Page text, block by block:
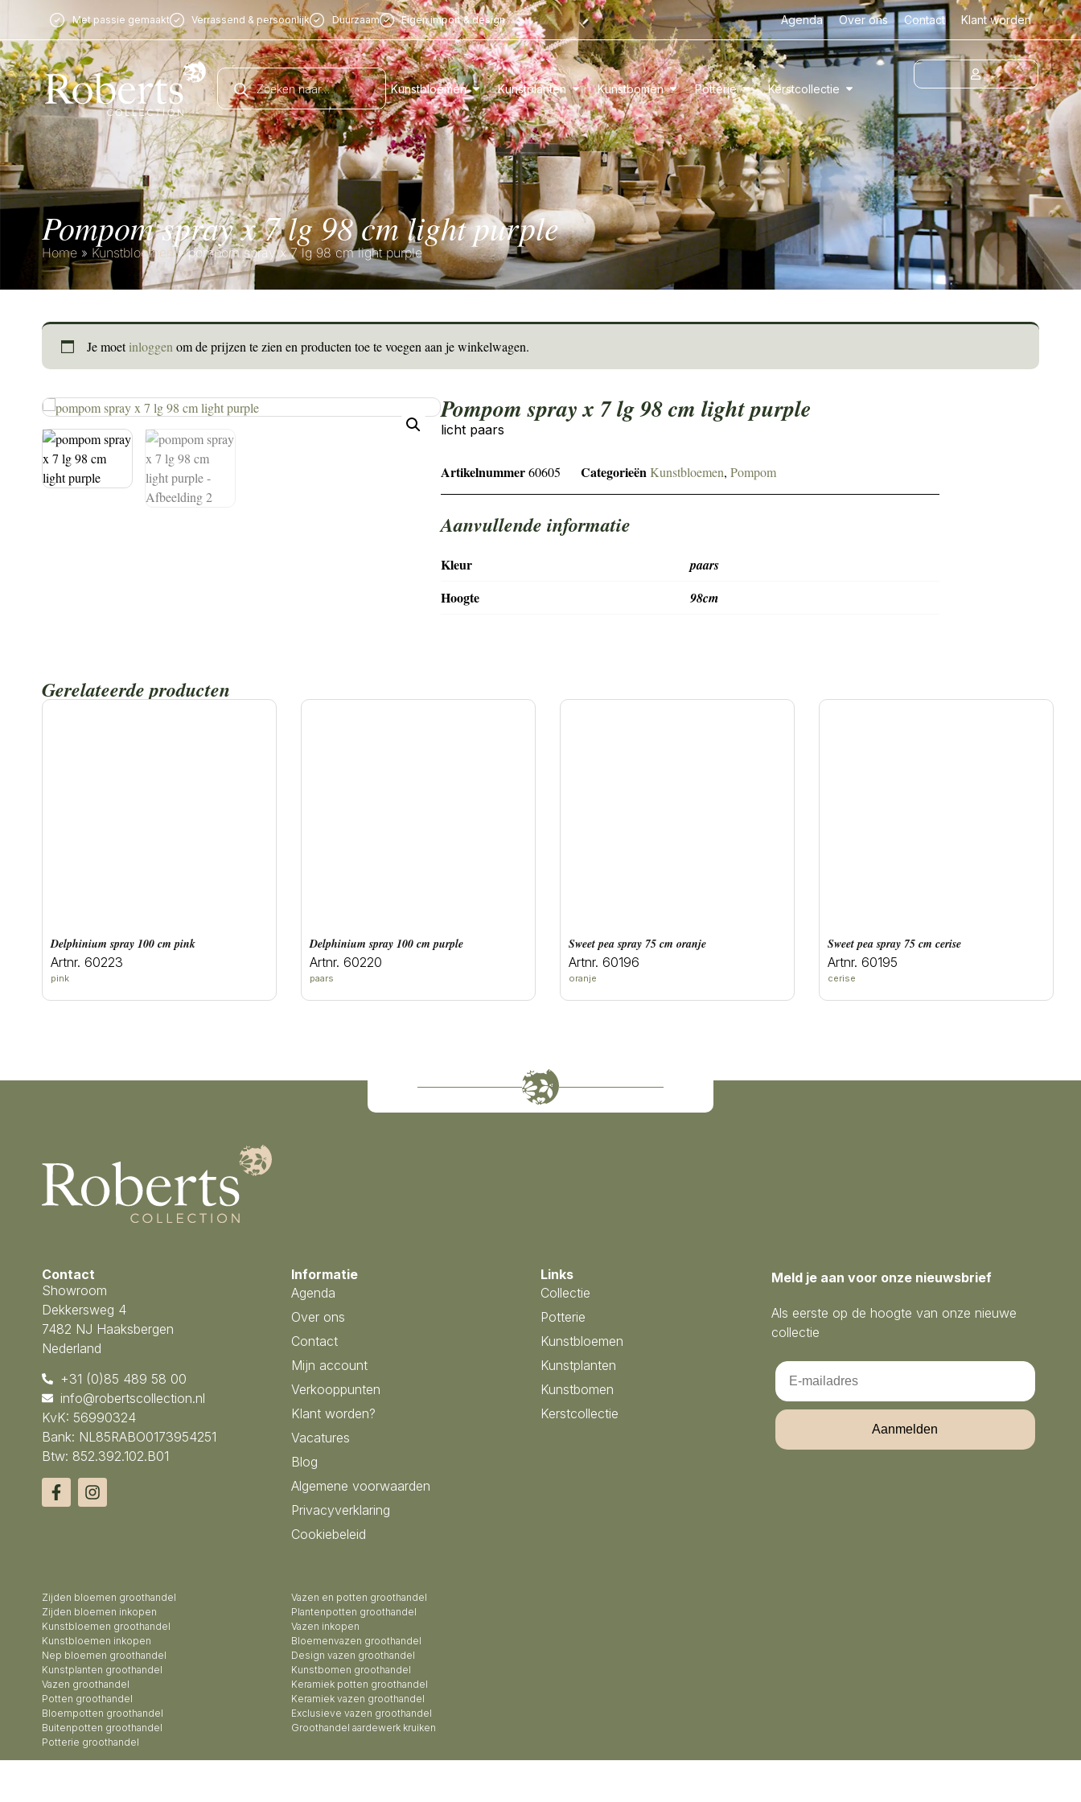
Met passie gemaakt Verrassend & persoonlijk Duurzaam Eigen import & design Agenda Over ons Contact Klant worden
Kunstbloemen Kunstplanten Kunstbomen Potterie Kerstcollectie
pompom spray x 7 lg 98 cm light purple
Home » Kunstbloemen»pompom spray x 7 lg 98 cm light purple
Je moetinloggen om de prijzen te zien en producten toe te voegen aan je winkelwagen.
pompom spray x 7 lg 98 cm light purple
licht paars
Artikelnummer60605 CategorieënKunstbloemen, Pompom
Aanvullende informatie
Kleur paars
Hoogte 98cm
Gerelateerde producten
delphinium spray 100 cm pink
Artnr. 60223
pink
delphinium spray 100 cm purple
Artnr. 60220
paars
sweet pea spray 75 cm oranje
Artnr. 60196
oranje
sweet pea spray 75 cm cerise
Artnr. 60195
cerise
Contact
Showroom
Dekkersweg 4
7482 NJ Haaksbergen
Nederland
+31 (0)85 489 58 00
info@robertscollection.nl
KvK: 56990324
Bank: NL85RABO0173954251
Btw: 852.392.102.B01
Informatie
Agenda
Over ons
Contact
Mijn account
Verkooppunten
Klant worden?
Vacatures
Blog
Algemene voorwaarden
Privacyverklaring
Cookiebeleid
Links
Collectie
Potterie
Kunstbloemen
Kunstplanten
Kunstbomen
Kerstcollectie
Meld je aan voor onze nieuwsbrief
Als eerste op de hoogte van onze nieuwe
collectie
Email
Aanmelden
Zijden bloemen groothandel
Zijden bloemen inkopen
Kunstbloemen groothandel
Kunstbloemen inkopen
Nep bloemen groothandel
Kunstplanten groothandel
Vazen groothandel
Potten groothandel
Bloempotten groothandel
Buitenpotten groothandel
Potterie groothandel
Vazen en potten groothandel
Plantenpotten groothandel
Vazen inkopen
Bloemenvazen groothandel
Design vazen groothandel
Kunstbomen groothandel
Keramiek potten groothandel
Keramiek vazen groothandel
Exclusieve vazen groothandel
Groothandel aardewerk kruiken